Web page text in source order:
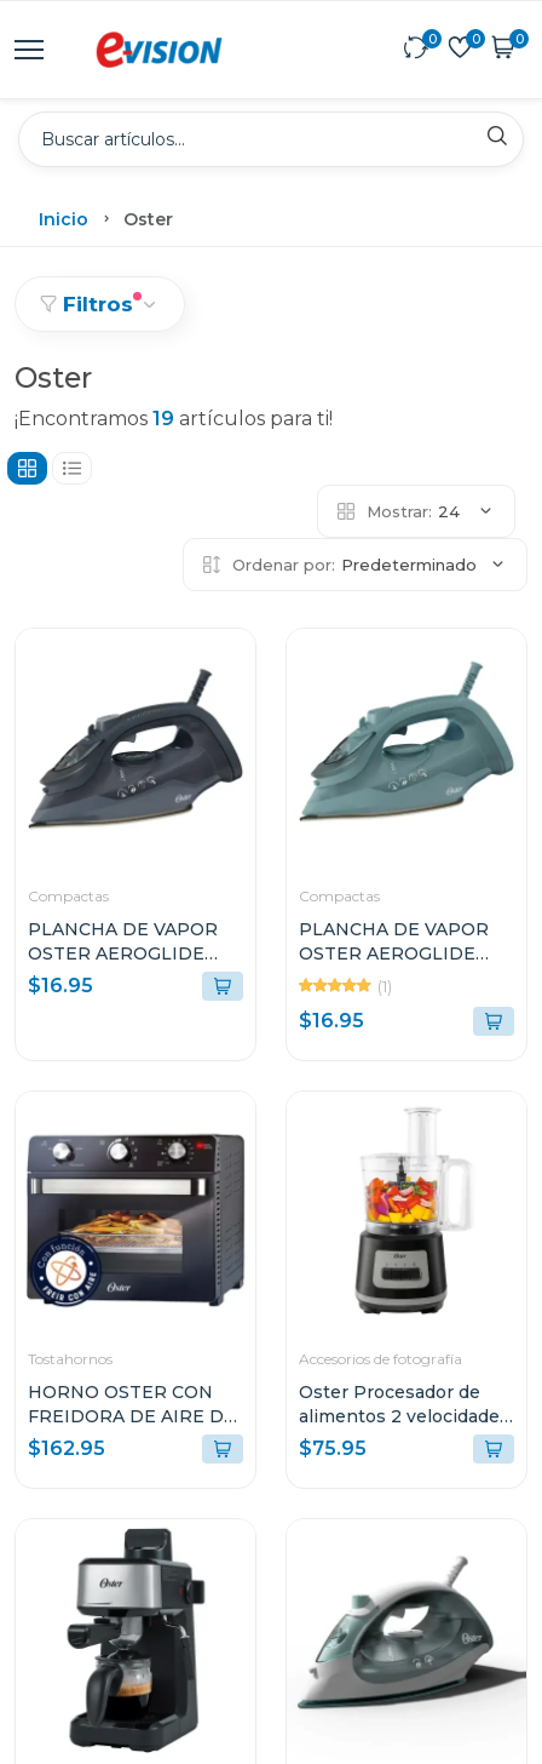
0 0 0
Inicio Oster
Filtros
Oster
¡Encontramos 19 artículos para ti!
Mostrar: 24
Ordenar por: Predeterminado
Compactas
PLANCHA DE VAPOR
OSTER AEROGLIDE
S7000 NEGRO
GCSTAC7002
$16.95
Compactas
PLANCHA DE VAPOR
OSTER AEROGLIDE
S7000 VERDE
GCSTAC7001
(1)
$16.95
Tostahornos
HORNO OSTER CON
FREIDORA DE AIRE DE
22L CON
RECUBRIMIENTO
$162.95
Accesorios de fotografía
Oster Procesador de
alimentos 2 velocidades
+ turbo 500 w fp1455
$75.95